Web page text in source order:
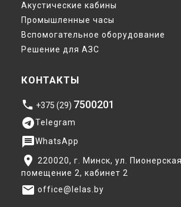
Акустические кабины
Промышленные часы
Вспомогательное оборудование
Решение для АЗС
КОНТАКТЫ
phone +375 (29) 7500201
telegramTelegram
messageWhatsApp
place
220020, г. Минск, ул.
помещение 2, кабинет 2
email office@lelas.by